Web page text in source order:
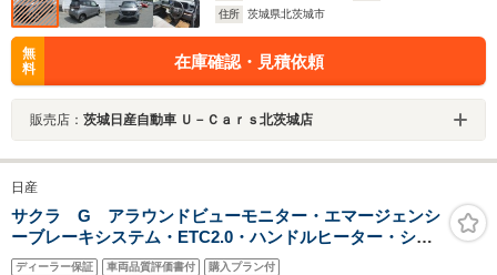
住所
茨城県北茨城市
無
料
在庫確認・見積依頼
販売店： 茨城日産自動車 Ｕ－Ｃａｒｓ北茨城店
日産
サクラ G アラウンドビューモニター・エマージェンシ
ーブレーキシステム・ETC2.0・ハンドルヒーター・シー
トヒーター・ドライブレコーダー・レンタアップ
ディーラー保証 車両品質評価書付 購入プラン付